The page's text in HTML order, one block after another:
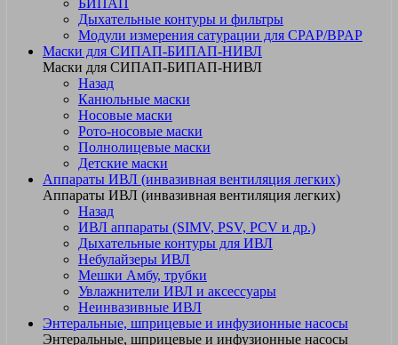
БИПАП
Дыхательные контуры и фильтры
Модули измерения сатурации для CPAP/BPAP
Маски для СИПАП-БИПАП-НИВЛ
Маски для СИПАП-БИПАП-НИВЛ
Назад
Канюльные маски
Носовые маски
Рото-носовые маски
Полнолицевые маски
Детские маски
Аппараты ИВЛ (инвазивная вентиляция легких)
Аппараты ИВЛ (инвазивная вентиляция легких)
Назад
ИВЛ аппараты (SIMV, PSV, PCV и др.)
Дыхательные контуры для ИВЛ
Небулайзеры ИВЛ
Мешки Амбу, трубки
Увлажнители ИВЛ и аксессуары
Неинвазивные ИВЛ
Энтеральные, шприцевые и инфузионные насосы
Энтеральные, шприцевые и инфузионные насосы